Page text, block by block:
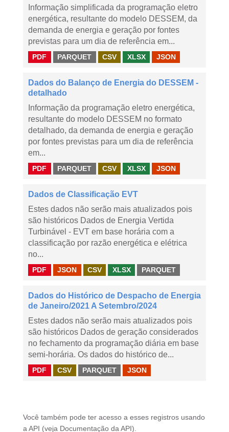
Informação simplificada da programação eletro
energética, resultante do modelo DESSEM, da
demanda de energia e geração por fontes
previstas para um dia de referência em...
PDF PARQUET CSV XLSX JSON
Dados do Balanço de Energia do DESSEM -
detalhado
Informação da programação eletro energética,
resultante do modelo DESSEM no formato
detalhado, da demanda de energia e geração
por fontes previstas para um dia de referência
em...
PDF PARQUET CSV XLSX JSON
Dados de Classificação EVT
Estes dados não serão mais atualizados pois
são históricos Dados de Energia Vertida
Turbinável - EVT em base horária com a
classificação por razão energética e elétrica
no...
PDF JSON CSV XLSX PARQUET
Dados do Histórico de Despacho de Energia
de Janeiro/2021 A Setembro/2024
Estes dados não serão mais atualizados pois
são históricos Dados de geração considerados
no fechamento da programação diária em base
semi-horária. Os dados do histórico de...
PDF CSV PARQUET JSON
Você também pode ter acesso a esses registros usando
a API (veja Documentação da API ).